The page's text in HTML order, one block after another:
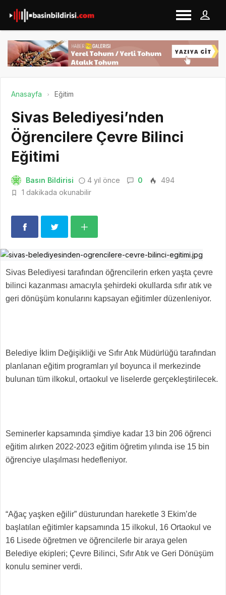
Anasayfa Eğitim
Sivas Belediyesi’nden
Öğrencilere Çevre Bilinci
Eğitimi
Basın Bildirisi 4 yıl önce 0
494
1 dakikada okunabilir
Sivas Belediyesi tarafından öğrencilerin erken yaşta çevre
bilinci kazanması amacıyla şehirdeki okullarda sıfır atık ve
geri dönüşüm konularını kapsayan eğitimler düzenleniyor.
Belediye İklim Değişikliği ve Sıfır Atık Müdürlüğü tarafından
planlanan eğitim programları yıl boyunca il merkezinde
bulunan tüm ilkokul, ortaokul ve liselerde gerçekleştirilecek.
Seminerler kapsamında şimdiye kadar 13 bin 206 öğrenci
eğitim alırken 2022-2023 eğitim öğretim yılında ise 15 bin
öğrenciye ulaşılması hedefleniyor.
“Ağaç yaşken eğilir” düsturundan hareketle 3 Ekim’de
başlatılan eğitimler kapsamında 15 ilkokul, 16 Ortaokul ve
16 Lisede öğretmen ve öğrencilerle bir araya gelen
Belediye ekipleri; Çevre Bilinci, Sıfır Atık ve Geri Dönüşüm
konulu seminer verdi.